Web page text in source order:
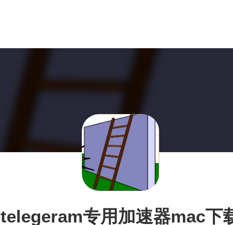
telegeram专用加速器mac下